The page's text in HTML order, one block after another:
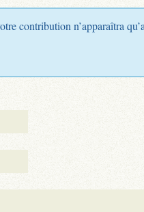
contribution n’apparaîtra